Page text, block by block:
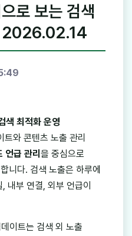
로 보는 검색
2026.02.14
최적화 운영
와 콘텐츠 노출 관리
언급 관리 을 중심으로
니다. 검색 노출은 하루에
내부 연결, 외부 언급이
이트는 검색 외 노출